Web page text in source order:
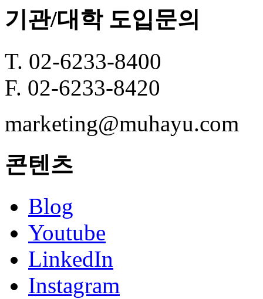
기관/대학 도입문의
T. 02-6233-8400
F. 02-6233-8420
marketing@muhayu.com
콘텐츠
Blog
Youtube
LinkedIn
Instagram